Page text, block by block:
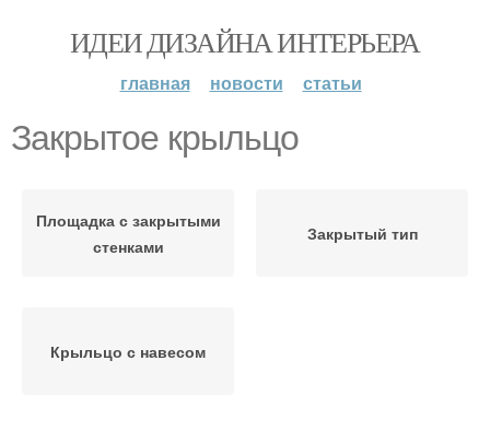
ИДЕИ ДИЗАЙНА ИНТЕРЬЕРА
главная новости статьи
Закрытое крыльцо
Площадка с закрытыми
стенками
Закрытый тип
Крыльцо с навесом